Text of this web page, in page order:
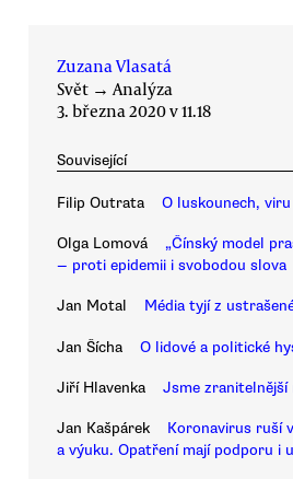
Zuzana Vlasatá
Svět →Analýza
3. března 2020 v 11.18
Související
Filip Outrata O luskounech,
Olga Lomová
„Čínský model
— proti epidemii i svobodou slova
Jan Motal Média tyjí z
Jan Šícha O lidové a politické
Jiří Hlavenka Jsme zranitelnější
Jan Kašpárek
Koronavirus ruší
a výuku. Opatření mají podporu i